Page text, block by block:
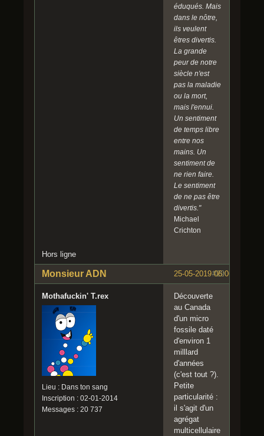
éduqués. Mais
dans le nôtre,
ils veulent
êtres divertis.
La grande
peur de notre
siècle n'est
pas la maladie
ou la mort,
mais l'ennui.
Un sentiment
de temps libre
entre nos
mains. Un
sentiment de
ne rien faire.
Le sentiment
de ne pas être
divertis."
Michael
Crichton
Hors ligne
#29
25-05-2019 06:06:49
Monsieur ADN
Mothafuckin' T.rex
Lieu : Dans ton sang
Inscription : 02-01-2014
Messages : 20 737
Découverte
au Canada
d'un micro
fossile daté
d'environ 1
milllard
d'années
(c'est tout ?).
Petite
particularité :
il s'agit d'un
agrégat
multicellulaire